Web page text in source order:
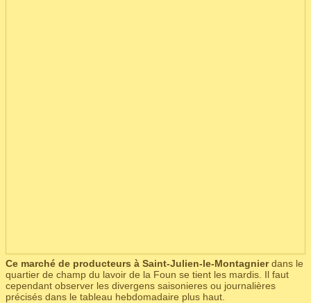
Ce marché de producteurs à Saint-Julien-le-Montagnierdans le
quartier de champ du lavoir de la Foun se tient les mardis. Il faut
cependant observer les divergens saisonieres ou journalières
précisés dans le tableau hebdomadaire plus haut.